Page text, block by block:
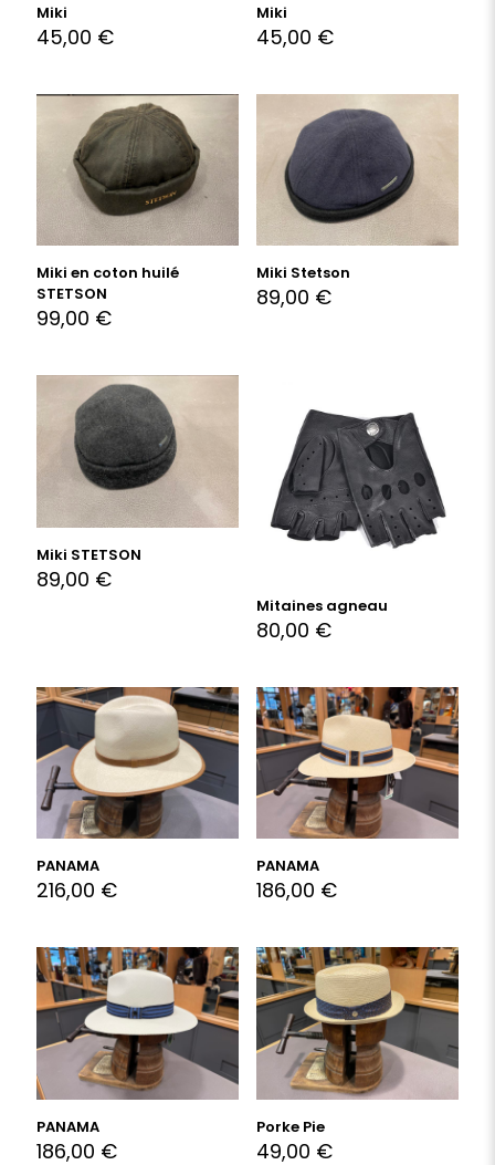
Miki
45,00 €
Miki
45,00 €
Miki en coton huilé
STETSON
99,00 €
Miki Stetson
89,00 €
Miki STETSON
89,00 €
Mitaines agneau
80,00 €
PANAMA
216,00 €
PANAMA
186,00 €
PANAMA
186,00 €
Porke Pie
49,00 €